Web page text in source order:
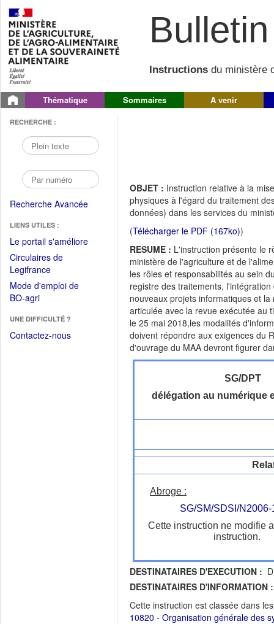
Instructions du ministère
Thématique Sommaires A venir
RECHERCHE :
Recherche Avancée
LIENS UTILES :
Le portail s'améliore(Fichier
Circulaires de
Legifrance(Ouvrir
dans
une
fenêtre)
Mode d'emploi de
BO-agri(Ouvrir
une
nouvelle
UNE DIFFICULTÉ ?
Contactez-nous
OBJET : Instruction relative à la
physiques à l'égard du traitement
données) dans les services du
(Télécharger le PDF (167ko))
RESUME : L'instruction présente le
ministère de l'agriculture et de
les rôles et responsabilités au sein
registre des traitements,
nouveaux projets informatiques et
articulée avec la revue exécutée au
le 25 mai 2018,les modalités
doivent répondre aux exigences du
d'ouvrage du MAA devront figurer
SG/DPT
délégation au numérique
Abroge :
SG/SM/SDSI/N2006-
Cette instruction ne modifie
instruction.
DESTINATAIRES D'EXECUTION :
DESTINATAIRES D'INFORMATION :
Cette instruction est classée dans
10820 - Organisation générale des